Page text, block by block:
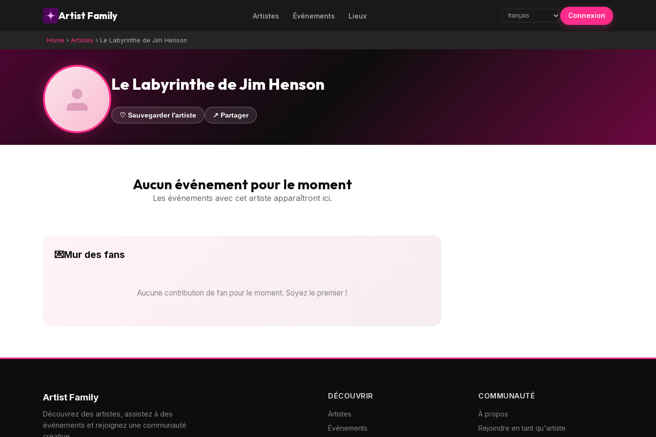
Artist Family Artistes Événements Lieux Connexion
Home › Artistes › Le Labyrinthe de Jim Henson
Le Labyrinthe de Jim Henson
♡ Sauvegarder l'artiste ↗ Partager
Aucun événement pour le moment
Les événements avec cet artiste apparaîtront ici.
💌Mur des fans
Aucune contribution de fan pour le moment. Soyez le premier !
Artist Family
Découvrez des artistes, assistez à des
événements et rejoignez une communauté
DÉCOUVRIR
Artistes
Événements
COMMUNAUTÉ
À propos
Rejoindre en tant qu'artiste